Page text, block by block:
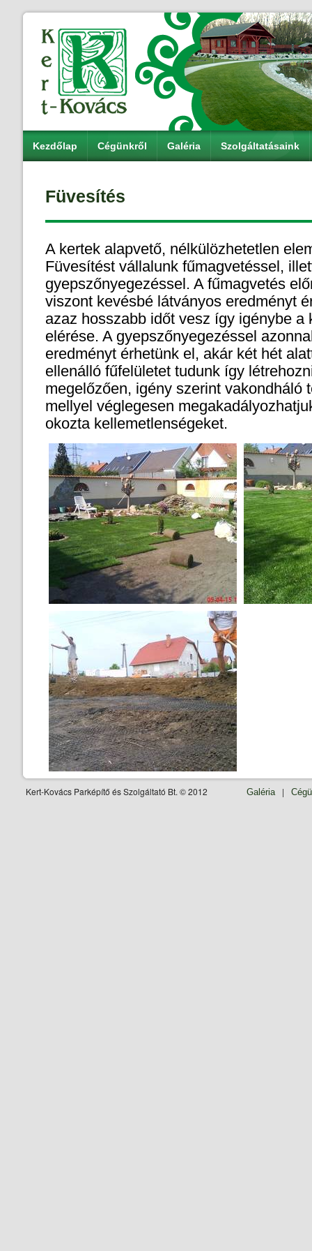
Kezdőlap Cégünkről Galéria Szolgáltatásaink
Füvesítés
A kertek alapvető, nélkülözhetetlen
Füvesítést vállalunk fűmagvetéssel,
gyepszőnyegezéssel. A fűmagvetés
viszont kevésbé látványos eredményt
azaz hosszabb időt vesz így igénybe a
elérése. A gyepszőnyegezéssel
eredményt érhetünk el, akár két hét
ellenálló fűfelületet tudunk így
megelőzően, igény szerint vakondháló
mellyel véglegesen
okozta kellemetlenségeket.
Kert-Kovács Parképítő és Szolgáltató Bt. © 2012 |
Galéria